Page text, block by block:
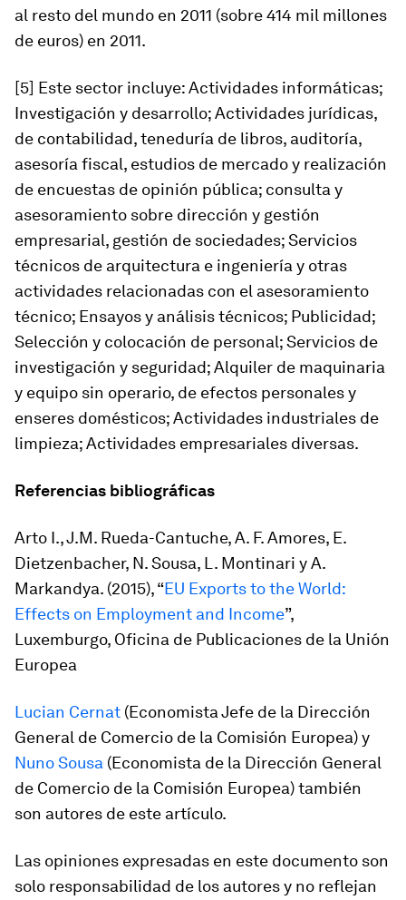
al resto del mundo en 2011 (sobre 414 mil millones
de euros) en 2011.
[5] Este sector incluye: Actividades informáticas;
Investigación y desarrollo; Actividades jurídicas,
de contabilidad, teneduría de libros, auditoría,
asesoría fiscal, estudios de mercado y realización
de encuestas de opinión pública; consulta y
asesoramiento sobre dirección y gestión
empresarial, gestión de sociedades; Servicios
técnicos de arquitectura e ingeniería y otras
actividades relacionadas con el asesoramiento
técnico; Ensayos y análisis técnicos; Publicidad;
Selección y colocación de personal; Servicios de
investigación y seguridad; Alquiler de maquinaria
y equipo sin operario, de efectos personales y
enseres domésticos; Actividades industriales de
limpieza; Actividades empresariales diversas.
Referencias bibliográficas
Arto I., J.M. Rueda-Cantuche, A. F. Amores, E.
Dietzenbacher, N. Sousa, L. Montinari y A.
Markandya. (2015), “EU Exports to the World:
Effects on Employment and Income”,
Luxemburgo, Oficina de Publicaciones de la Unión
Europea
Lucian Cernat (Economista Jefe de la Dirección
General de Comercio de la Comisión Europea) y
Nuno Sousa (Economista de la Dirección General
de Comercio de la Comisión Europea) también
son autores de este artículo.
Las opiniones expresadas en este documento son
solo responsabilidad de los autores y no reflejan